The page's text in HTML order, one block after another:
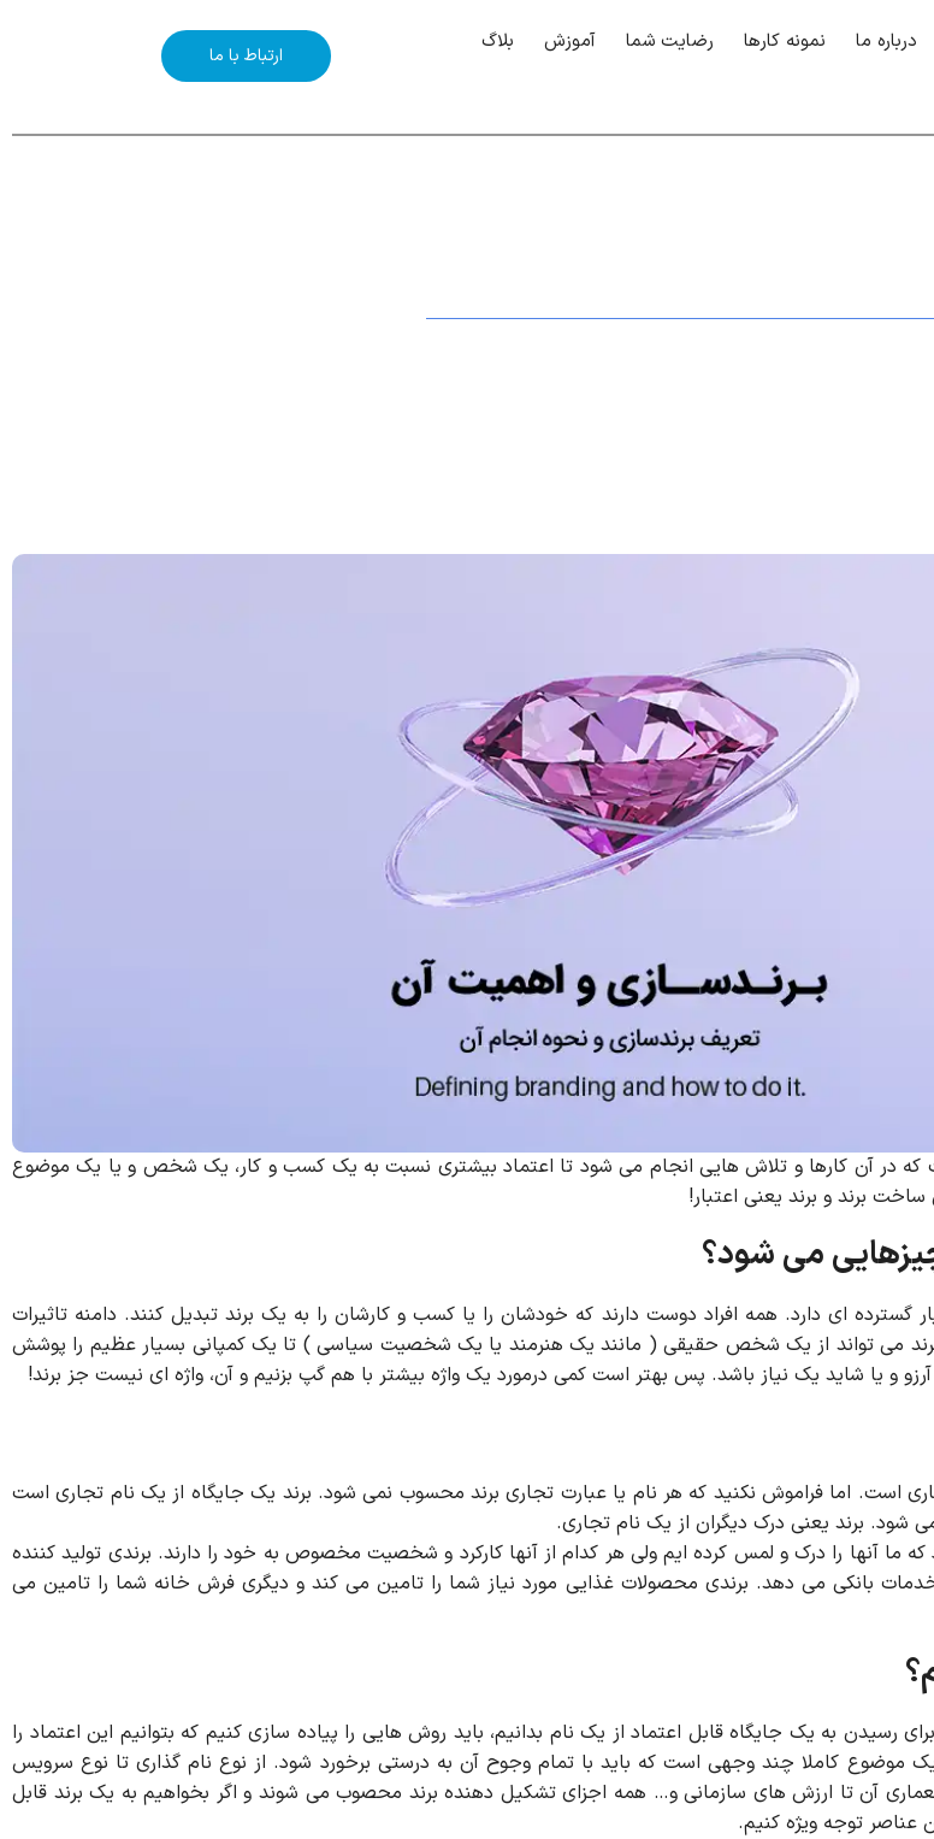
درباره ما نمونه کارها رضایت شما آموزش بلاگ
ارتباط با ما
که در آن کارها و تلاش هایی انجام می شود تا اعتماد بیشتری نسبت به یک کسب و کار، یک شخص و یا یک موضوع
برند و برند یعنی اعتبار!
می شود؟
گسترده ای دارد. همه افراد دوست دارند که خودشان را یا کسب و کارشان را به یک برند تبدیل کنند. دامنه تاثیرات
برند می تواند از یک شخص حقیقی ( مانند یک هنرمند یا یک شخصیت سیاسی ) تا یک کمپانی بسیار عظیم را پوشش
و یا شاید یک نیاز باشد. پس بهتر است کمی درمورد یک واژه بیشتر با هم گپ بزنیم و آن، واژه ای نیست جز برند!
است. اما فراموش نکنید که هر نام یا عبارت تجاری برند محسوب نمی شود. برند یک جایگاه از یک نام تجاری است
برند یعنی درک دیگران از یک نام تجاری.
ما آنها را درک و لمس کرده ایم ولی هر کدام از آنها کارکرد و شخصیت مخصوص به خود را دارند. برندی تولید کننده
بانکی می دهد. برندی محصولات غذایی مورد نیاز شما را تامین می کند و دیگری فرش خانه شما را تامین می
رسیدن به یک جایگاه قابل اعتماد از یک نام بدانیم، باید روش هایی را پیاده سازی کنیم که بتوانیم این اعتماد را
موضوع کاملا چند وجهی است که باید با تمام وجوح آن به درستی برخورد شود. از نوع نام گذاری تا نوع سرویس
آن تا ارزش های سازمانی و… همه اجزای تشکیل دهنده برند محصوب می شوند و اگر بخواهیم به یک برند قابل
عناصر توجه ویژه کنیم.